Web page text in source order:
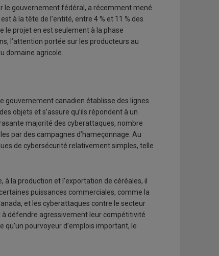
le gouvernement fédéral, a récemment mené
est à la tête de l’entité, entre 4 % et 11 % des
le projet en est seulement à la phase
l’attention portée sur les producteurs au
domaine agricole.
gouvernement canadien établisse des lignes
objets et s’assure qu’ils répondent à un
majorité des cyberattaques, nombre
par des campagnes d’hameçonnage. Au
de cybersécurité relativement simples, telle
la production et l’exportation de céréales, il
puissances commerciales, comme la
et les cyberattaques contre le secteur
à défendre agressivement leur compétitivité
pourvoyeur d’emplois important, le